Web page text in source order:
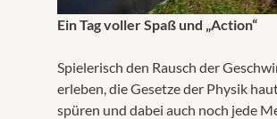
Ein Tag voller Spaß und „Action“
Spielerisch den Rausch der
erleben, die Gesetze der Physik
spüren und dabei auch noch jede